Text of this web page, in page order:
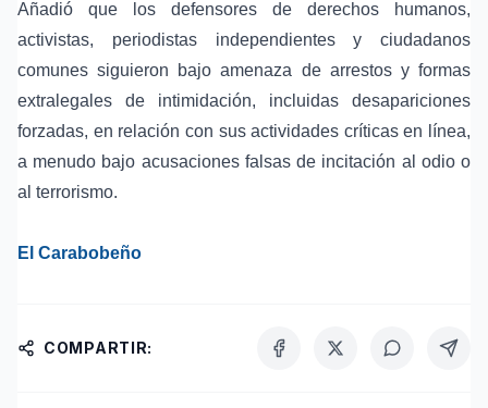
Añadió que los defensores de derechos humanos,
activistas, periodistas independientes y ciudadanos
comunes siguieron bajo amenaza de arrestos y formas
extralegales de intimidación, incluidas desapariciones
forzadas, en relación con sus actividades críticas en línea,
a menudo bajo acusaciones falsas de incitación al odio o
al terrorismo.
El Carabobeño
COMPARTIR: